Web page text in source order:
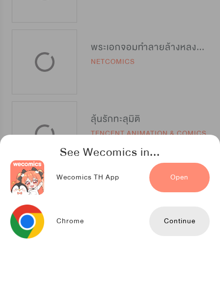
See Wecomics in...
Wecomics TH App Open
Chrome Continue
พระเอกจอมทำลายล้างหลงรักฉันซะงั้น
NETCOMICS
ลุ้นรักทะลุมิติ
TENCENT ANIMATION & COMICS
หน้ากากจักรพรรดิ